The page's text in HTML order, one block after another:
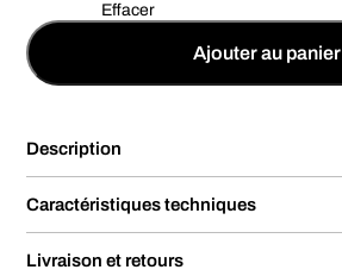
Effacer
Ajouter au panier
Description
Caractéristiques techniques
Livraison et retours